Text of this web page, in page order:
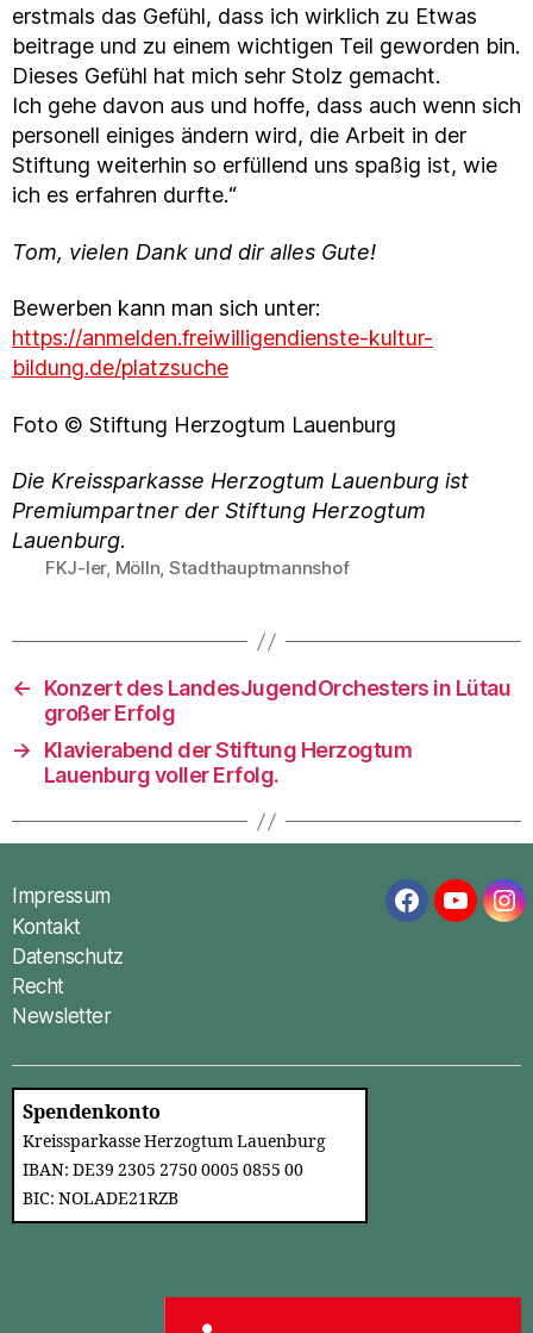
erstmals das Gefühl, dass ich wirklich zu Etwas
beitrage und zu einem wichtigen Teil geworden bin.
Dieses Gefühl hat mich sehr Stolz gemacht.
Ich gehe davon aus und hoffe, dass auch wenn sich
personell einiges ändern wird, die Arbeit in der
Stiftung weiterhin so erfüllend uns spaßig ist, wie
ich es erfahren durfte.“
Tom, vielen Dank und dir alles Gute!
Bewerben kann man sich unter:
https://anmelden.freiwilligendienste-kultur-
bildung.de/platzsuche
Foto © Stiftung Herzogtum Lauenburg
Die Kreissparkasse Herzogtum Lauenburg ist
Premiumpartner der Stiftung Herzogtum
Lauenburg.
Schlagwörter
FKJ-ler, Mölln, Stadthauptmannshof
←
Konzert des LandesJugendOrchesters in Lütau
großer Erfolg
→
Klavierabend der Stiftung Herzogtum
Lauenburg voller Erfolg.
Impressum
Kontakt
Datenschutz
Recht
Newsletter
Facebook
Spendenkonto
Kreissparkasse Herzogtum Lauenburg
IBAN: DE39 2305 2750 0005 0855 00
BIC: NOLADE21RZB